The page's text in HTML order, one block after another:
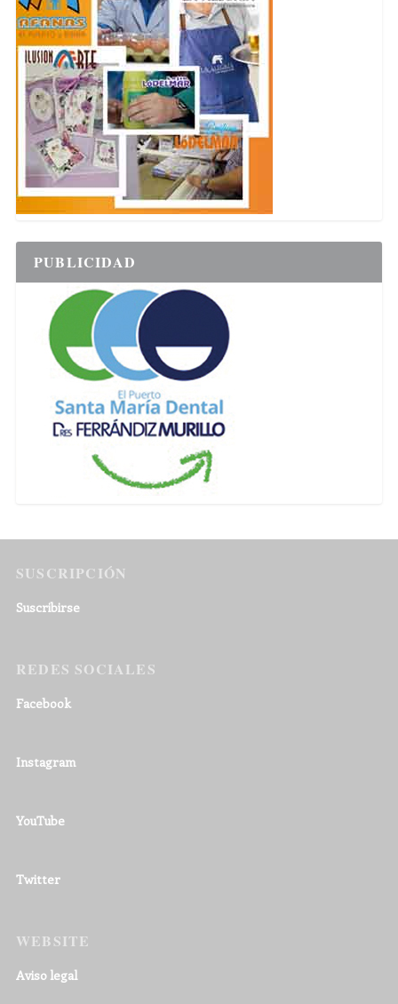
PUBLICIDAD
SUSCRIPCIÓN
Suscribirse
REDES SOCIALES
Facebook
Instagram
YouTube
Twitter
WEBSITE
Aviso legal